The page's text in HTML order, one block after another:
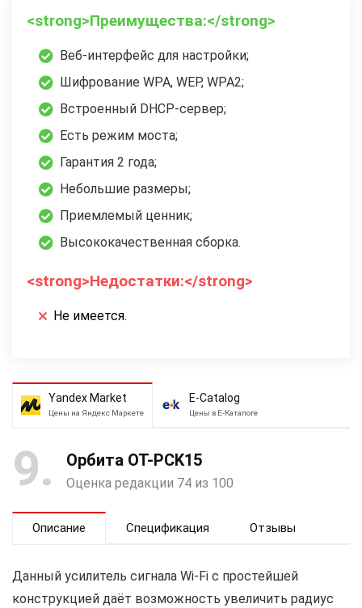
<strong>Преимущества:</strong>
Веб-интерфейс для настройки;
Шифрование WPA, WEP, WPA2;
Встроенный DHCP-сервер;
Есть режим моста;
Гарантия 2 года;
Небольшие размеры;
Приемлемый ценник;
Высококачественная сборка.
<strong>Недостатки:</strong>
Не имеется.
Yandex Market
Цены на Яндекс Маркете
E-Catalog
Цены в Е-Каталоге
9 Орбита OT-PCK15
Оценка редакции 74 из 100
Описание Спецификация Отзывы
Данный усилитель сигнала Wi-Fi с простейшей
конструкцией даёт возможность увеличить радиус